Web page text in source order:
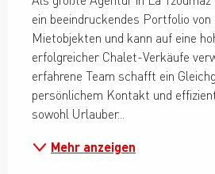
ein beeindruckendes Portfolio von
Mietobjekten und kann auf eine
erfolgreicher Chalet-Verkäufe
erfahrene Team schafft ein
persönlichem Kontakt und
sowohl Urlauber...
Mehr anzeigen